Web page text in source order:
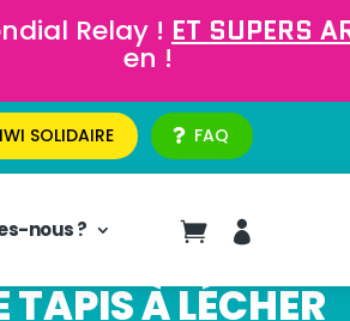
Relay ! ET SUPERS
en !
SOLIDAIRE FAQ
nous ?  
TAPIS À LÉCHER